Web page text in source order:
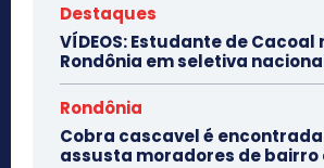
Destaques
VÍDEOS: Estudante de
Rondônia em seletiva
Rondônia
Cobra cascavel é
assusta moradores de bairro